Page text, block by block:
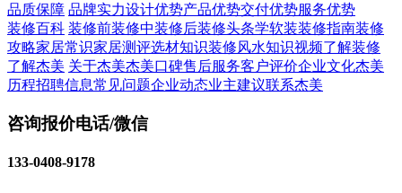
品质保障 品牌实力设计优势产品优势交付优势服务优势
装修百科 装修前装修中装修后装修头条学软装装修指南装修
攻略家居常识家居测评选材知识装修风水知识视频了解装修
了解杰美 关于杰美杰美口碑售后服务客户评价企业文化杰美
历程招聘信息常见问题企业动态业主建议联系杰美
咨询报价电话/微信
133-0408-9178